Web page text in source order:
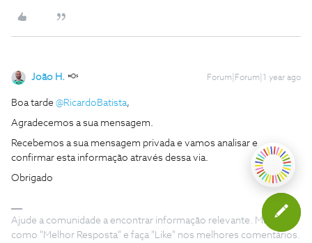
João H. Forum|Forum|1 year ago
Boa tarde ​ @RicardoBatista,
Agradecemos a sua mensagem.
Recebemos a sua mensagem privada e vamos analisar e
confirmar esta informação através dessa via.
Obrigado
Ajude a comunidade a encontrar informação relevante. Marque
como "Melhor Resposta" e faça "Like" nos melhores comentários.